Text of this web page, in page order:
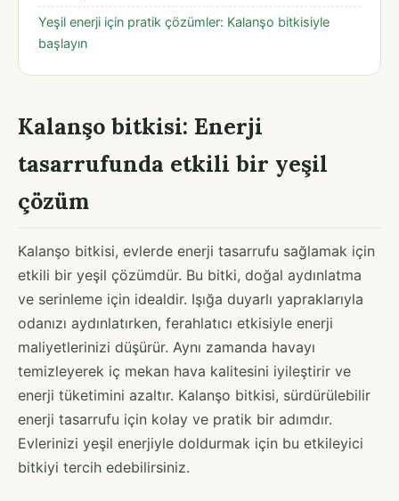
Yeşil enerji için pratik çözümler: Kalanşo bitkisiyle
başlayın
Kalanşo bitkisi: Enerji
tasarrufunda etkili bir yeşil
çözüm
Kalanşo bitkisi, evlerde enerji tasarrufu sağlamak için
etkili bir yeşil çözümdür. Bu bitki, doğal aydınlatma
ve serinleme için idealdir. Işığa duyarlı yapraklarıyla
odanızı aydınlatırken, ferahlatıcı etkisiyle enerji
maliyetlerinizi düşürür. Aynı zamanda havayı
temizleyerek iç mekan hava kalitesini iyileştirir ve
enerji tüketimini azaltır. Kalanşo bitkisi, sürdürülebilir
enerji tasarrufu için kolay ve pratik bir adımdır.
Evlerinizi yeşil enerjiyle doldurmak için bu etkileyici
bitkiyi tercih edebilirsiniz.